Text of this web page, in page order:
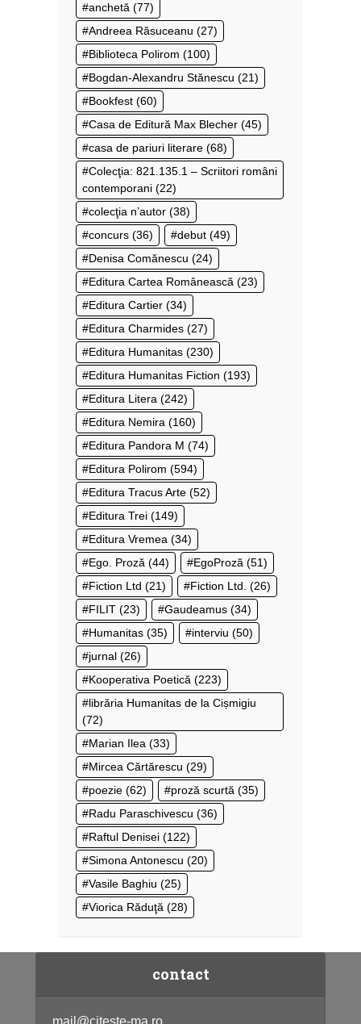
anchetă (77)
Andreea Răsuceanu (27)
Biblioteca Polirom (100)
Bogdan-Alexandru Stănescu (21)
Bookfest (60)
Casa de Editură Max Blecher (45)
casa de pariuri literare (68)
Colecţia: 821.135.1 – Scriitori români
contemporani (22)
colecţia n’autor (38)
concurs (36) debut (49)
Denisa Comănescu (24)
Editura Cartea Românească (23)
Editura Cartier (34)
Editura Charmides (27)
Editura Humanitas (230)
Editura Humanitas Fiction (193)
Editura Litera (242)
Editura Nemira (160)
Editura Pandora M (74)
Editura Polirom (594)
Editura Tracus Arte (52)
Editura Trei (149)
Editura Vremea (34)
Ego. Proză (44) EgoProză (51)
Fiction Ltd (21) Fiction Ltd. (26)
FILIT (23) Gaudeamus (34)
Humanitas (35) interviu (50)
jurnal (26)
Kooperativa Poetică (223)
librăria Humanitas de la Cișmigiu
(72)
Marian Ilea (33)
Mircea Cărtărescu (29)
poezie (62) proză scurtă (35)
Radu Paraschivescu (36)
Raftul Denisei (122)
Simona Antonescu (20)
Vasile Baghiu (25)
Viorica Răduţă (28)
contact